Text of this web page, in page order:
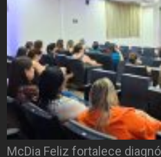
McDia Feliz fortalece